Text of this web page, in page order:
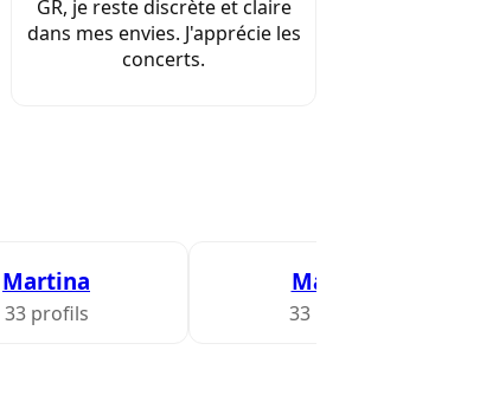
GR, je reste discrète et claire
dans mes envies. J'apprécie les
concerts.
Martina
33 profils
Masein
33 profils